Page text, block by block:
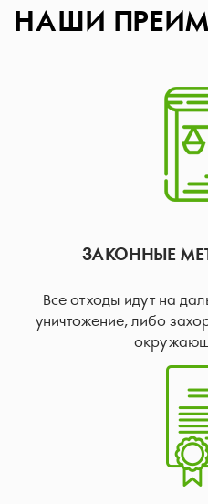
НАШИ
ЗАКОННЫЕ
Все отходы идут на
уничтожение, либо